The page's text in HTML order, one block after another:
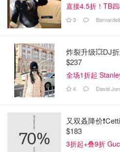
FLARED
WOMAN | ZARA
$69
LOOK 2
关键词：胸针
大概我真的年纪到了，越来越
迷恋上买胸针！这枚猫头鹰胸
直接4.5折！TB
3
炸裂升级💥DJ
$237
全场1折起
4 David
又双叒降价
$183
3折起+叠9折